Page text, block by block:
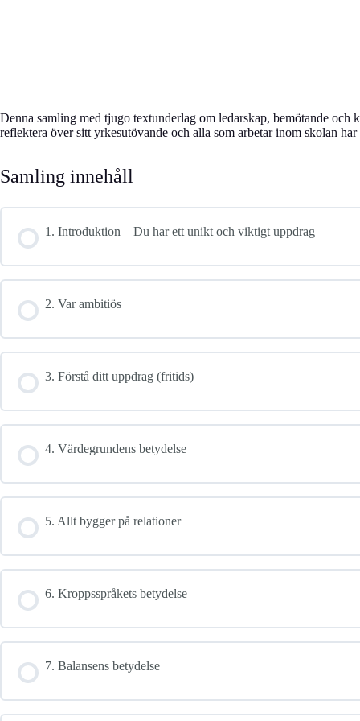
Denna samling med tjugo textunderlag om ledarskap, bemötande
reflektera över sitt yrkesutövande och alla som arbetar inom skolan
Samling innehåll
1. Introduktion – Du har ett unikt och viktigt uppdrag
2. Var ambitiös
3. Förstå ditt uppdrag (fritids)
4. Värdegrundens betydelse
5. Allt bygger på relationer
6. Kroppsspråkets betydelse
7. Balansens betydelse